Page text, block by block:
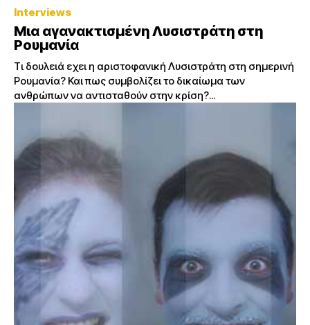
Interviews
Μια αγανακτισμένη Λυσιστράτη στη
Ρουμανία
Τι δουλειά εχει η αριστοφανική Λυσιστράτη στη σημερινή
Ρουμανία? Και πως συμβολίζει το δικαίωμα των
ανθρώπων να αντισταθούν στην κρίση?...